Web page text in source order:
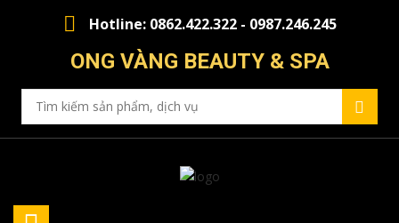
Hotline: 0862.422.322 - 0987.246.245
ONG VÀNG BEAUTY & SPA